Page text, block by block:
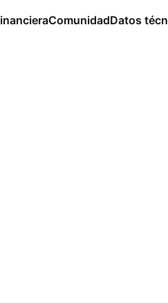
ComunidadDatos